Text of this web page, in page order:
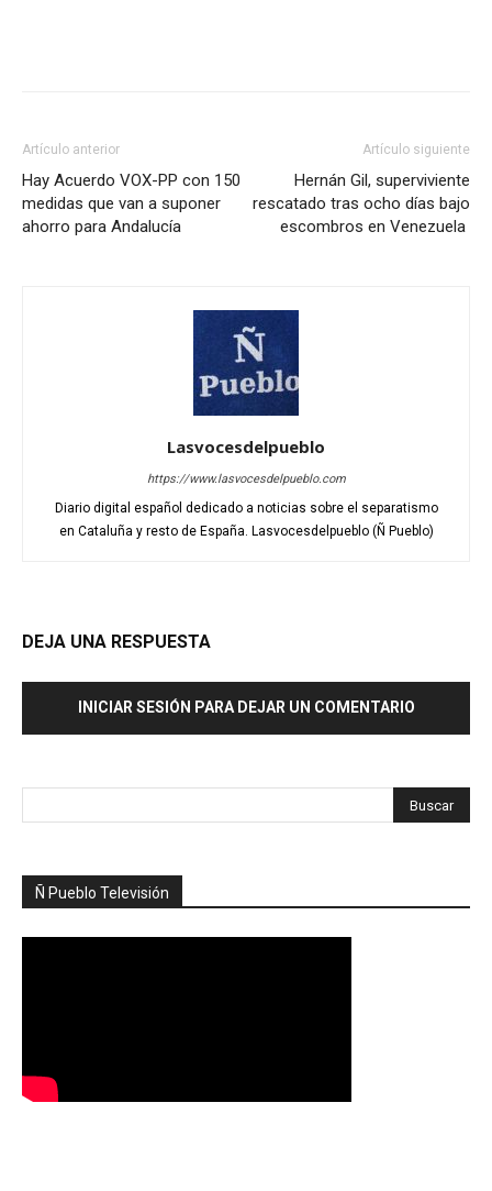
Artículo anterior
Hay Acuerdo VOX-PP con 150
medidas que van a suponer
ahorro para Andalucía
Artículo siguiente
Hernán Gil, superviviente
rescatado tras ocho días bajo
escombros en Venezuela
Lasvocesdelpueblo
https://www.lasvocesdelpueblo.com
Diario digital español dedicado a noticias sobre el separatismo
en Cataluña y resto de España. Lasvocesdelpueblo (Ñ Pueblo)
DEJA UNA RESPUESTA
INICIAR SESIÓN PARA DEJAR UN COMENTARIO
Ñ Pueblo Televisión